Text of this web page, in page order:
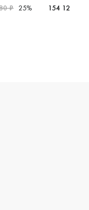
₽ 25% 154 125 ₽